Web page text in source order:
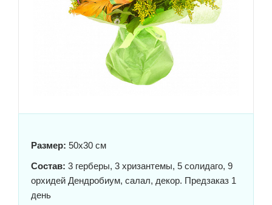
Размер: 50x30 см
Состав: 3 герберы, 3 хризантемы, 5 солидаго, 9
орхидей Дендробиум, салал, декор. Предзаказ 1
день